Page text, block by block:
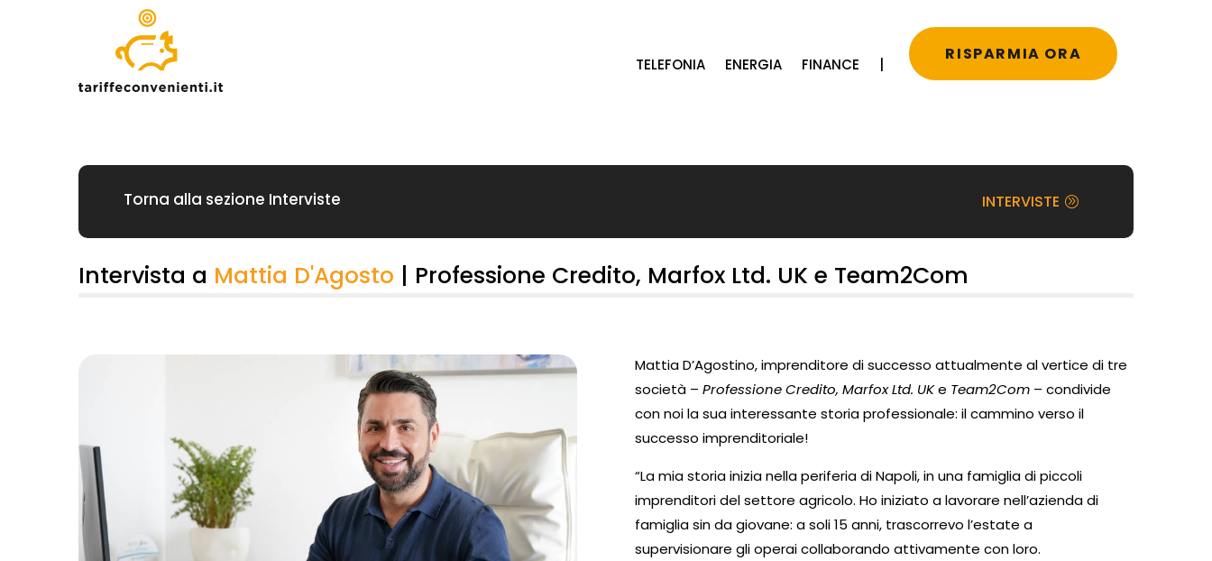
TELEFONIA ENERGIA FINANCE
RISPARMIA ORA
Torna alla sezione Interviste INTERVISTE
Intervista a Mattia D'Agosto | Professione Credito, Marfox Ltd. UK e Team2Com
Mattia D’Agostino, imprenditore di successo attualmente al vertice di tre
società –Professione Credito, Marfox Ltd. UKe Team2Com – condivide
con noi la sua interessante storia professionale: il cammino verso il
successo imprenditoriale!
“La mia storia inizia nella periferia di Napoli, in una famiglia di piccoli
imprenditori del settore agricolo. Ho iniziato a lavorare nell’azienda di
famiglia sin da giovane: a soli 15 anni, trascorrevo l’estate a
supervisionare gli operai collaborando attivamente con loro.